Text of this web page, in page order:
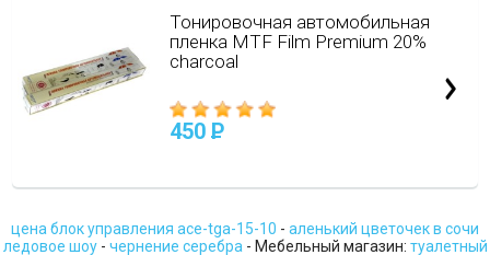
Тонировочная автомобильная
пленка MTF Film Premium 20%
charcoal
450 P
цена блок управления ace-tga-15-10 - аленький цветочек в сочи
ледовое шоу- чернение серебра- Мебельный магазин: туалетный